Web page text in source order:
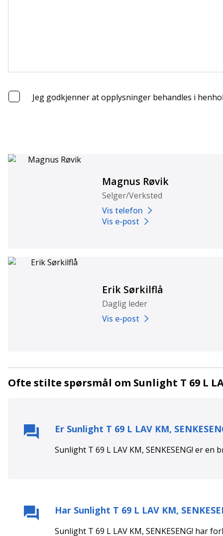
Jeg godkjenner at opplysninger behandles i
Magnus Røvik
Selger/Verksted
Vis telefon
Vis e-post
Erik Sørkilflå
Daglig leder
Vis e-post
Ofte stilte spørsmål om Sunlight T 69 L
Er Sunlight T 69 L LAV KM,
Sunlight T 69 L LAV KM, SENKESENG! er en
Har Sunlight T 69 L LAV KM,
Sunlight T 69 L LAV KM, SENKESENG! har